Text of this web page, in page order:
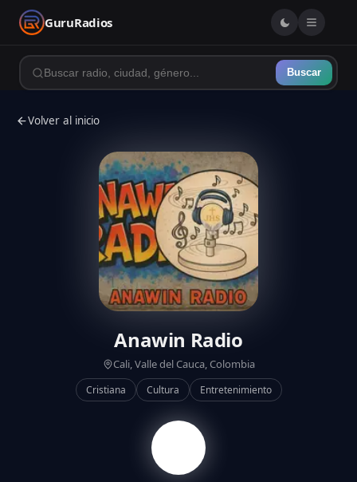
GuruRadios
Buscar
Volver al inicio
Anawin Radio
Cali, Valle del Cauca, Colombia
Cristiana Cultura Entretenimiento